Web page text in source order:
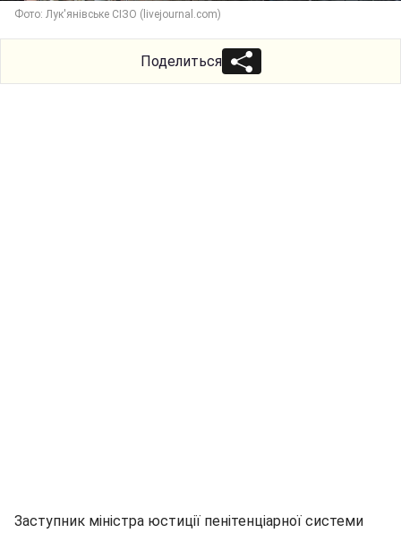
Фото: Лук'янівське СІЗО (livejournal.com)
Поделиться
Заступник міністра юстиції пенітенціарної системи